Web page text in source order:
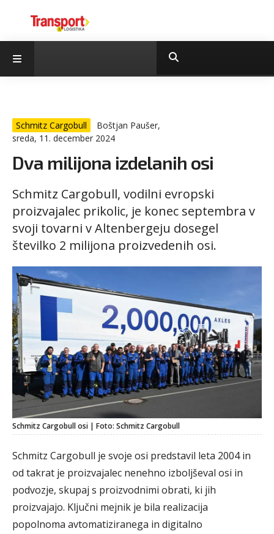
Schmitz Cargobull
Boštjan Paušer,
sreda, 11. december 2024
Dva milijona izdelanih osi
Schmitz Cargobull, vodilni evropski
proizvajalec prikolic, je konec septembra v
svoji tovarni v Altenbergeju dosegel
številko 2 milijona proizvedenih osi.
Schmitz Cargobull osi | Foto: Schmitz Cargobull
Schmitz Cargobull je svoje osi predstavil leta 2004 in
od takrat je proizvajalec nenehno izboljševal osi in
podvozje, skupaj s proizvodnimi obrati, ki jih
proizvajajo. Ključni mejnik je bila realizacija
popolnoma avtomatiziranega in digitalno